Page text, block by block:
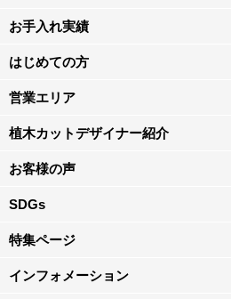
お手入れ実績
はじめての方
営業エリア
植木カットデザイナー紹介
お客様の声
SDGs
特集ページ
インフォメーション